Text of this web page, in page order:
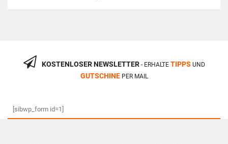
KOSTENLOSER NEWSLETTER- ERHALTE TIPPS UND
GUTSCHINEPER MAIL
[sibwp_form id=1]